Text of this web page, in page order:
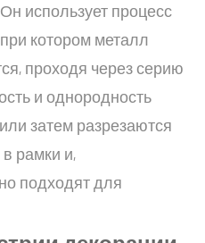
использует процесс
котором металл
проходя через серию
и однородность
затем разрезаются
рамки и,
подходят для